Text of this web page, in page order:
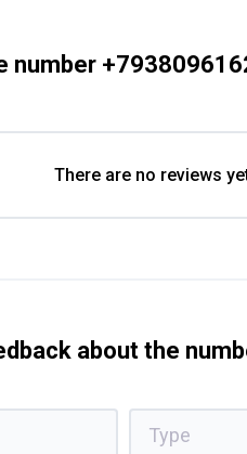
number
There are no reviews
about the